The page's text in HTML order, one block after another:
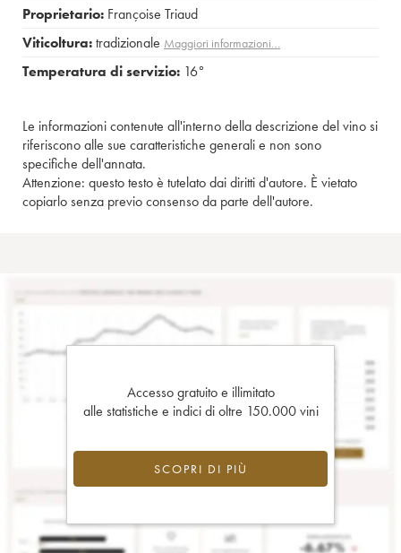
Proprietario: Françoise Triaud
Viticoltura:tradizionale Maggiori informazioni…
Temperatura di servizio: 16°
Le informazioni contenute all'interno della descrizione del vino si
riferiscono alle sue caratteristiche generali e non sono
specifiche dell'annata.
Attenzione: questo testo è tutelato dai diritti d'autore. È vietato
copiarlo senza previo consenso da parte dell'autore.
Accesso gratuito e illimitato
alle statistiche e indici di oltre 150.000 vini
SCOPRI DI PIÙ